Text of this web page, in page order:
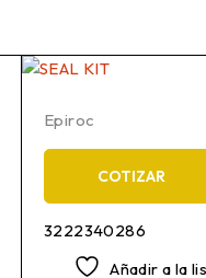
Epiroc
COTIZAR
3222340286
Añadir a la